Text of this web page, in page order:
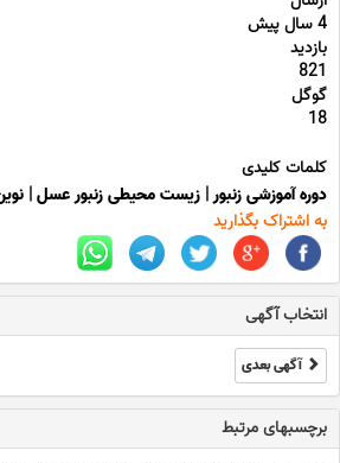
4 سال پیش
بازدید
821
گوگل
18
کلمات کلیدی
دوره آموزشی زنبور| زیست محیطی زنبور عسل|
به اشتراک بگذارید
انتخاب آگهی
آگهی بعدی
برچسبهای مرتبط